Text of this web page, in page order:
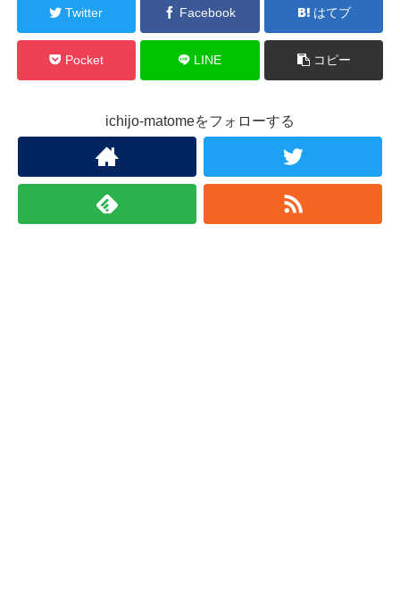
Twitter Facebook はてブ
Pocket LINE コピー
ichijo-matomeをフォローする